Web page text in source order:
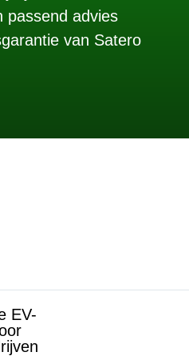
passend advies
van Satero
EV-